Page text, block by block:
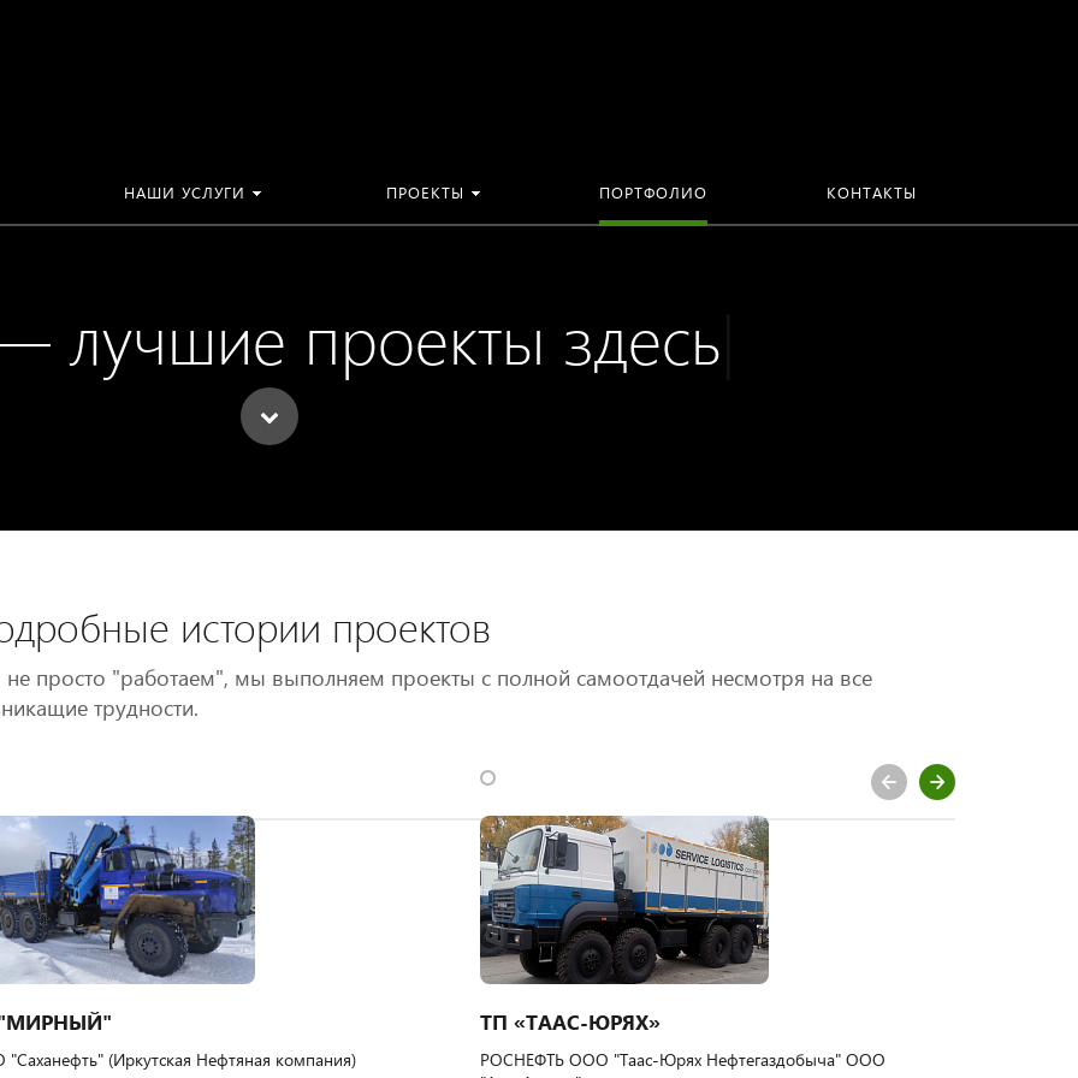
НАШИ УСЛУГИ ПРОЕКТЫ ПОРТФОЛИО КОНТАКТЫ
лучшие проекты здесь
истории проектов
просто "работаем", мы выполняем проекты с полной самоотдачей несмотря на все
трудности.
(Иркутская Нефтяная компания)
ТП «ТААС-ЮРЯХ»
РОСНЕФТЬ ООО "Таас-Юрях Нефтегаздобыча" ООО